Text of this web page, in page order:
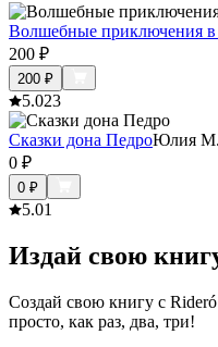
Волшебные приключения
200 ₽
200 ₽
5.023
Сказки дона ПедроЮлия М.
0 ₽
0 ₽
5.01
Издай свою
Создай свою книгу с
просто, как раз, два, три!